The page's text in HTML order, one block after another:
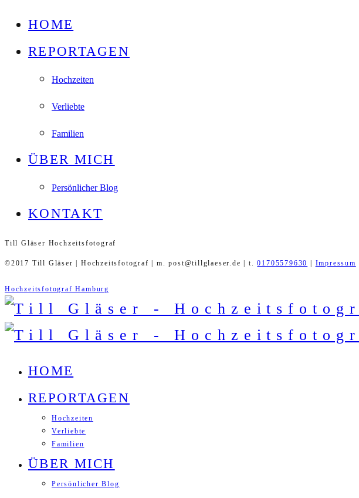
HOME
REPORTAGEN
Hochzeiten
Verliebte
Familien
ÜBER MICH
Persönlicher Blog
KONTAKT
Till Gläser Hochzeitsfotograf
©2017 Till Gläser | Hochzeitsfotograf | m. post@tillglaeser.de | t.01705579630 | Impressum
Hochzeitsfotograf Hamburg
HOME
REPORTAGEN
Hochzeiten
Verliebte
Familien
ÜBER MICH
Persönlicher Blog